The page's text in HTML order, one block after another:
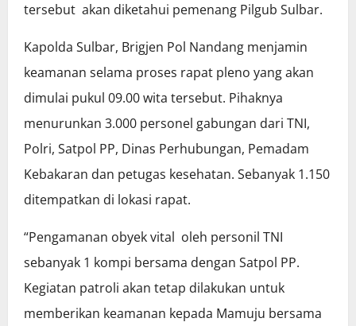
tersebut akan diketahui pemenang Pilgub Sulbar.
Kapolda Sulbar, Brigjen Pol Nandang menjamin
keamanan selama proses rapat pleno yang akan
dimulai pukul 09.00 wita tersebut. Pihaknya
menurunkan 3.000 personel gabungan dari TNI,
Polri, Satpol PP, Dinas Perhubungan, Pemadam
Kebakaran dan petugas kesehatan. Sebanyak 1.150
ditempatkan di lokasi rapat.
“Pengamanan obyek vital oleh personil TNI
sebanyak 1 kompi bersama dengan Satpol PP.
Kegiatan patroli akan tetap dilakukan untuk
memberikan keamanan kepada Mamuju bersama